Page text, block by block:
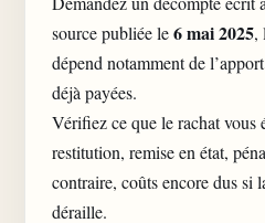
source publiée le6 mai 2025,
dépend notamment de
déjà payées.
Vérifiez ce que le rachat vous
restitution, remise en état,
contraire, coûts encore dus si
déraille.